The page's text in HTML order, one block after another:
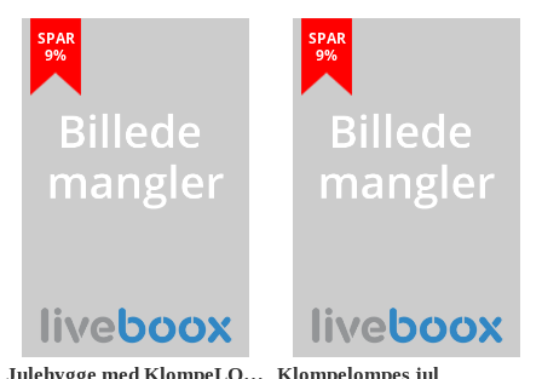
SPAR
9%
Julehygge med KlompeLOMPE
SPAR
9%
Klompelompes jul